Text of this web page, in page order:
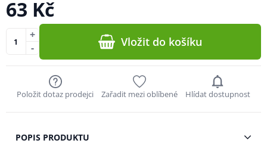
63 Kč
-
+ Vložit do košíku
Položit dotaz prodejci Zařadit mezi oblíbené Hlídat dostupnost
POPIS PRODUKTU